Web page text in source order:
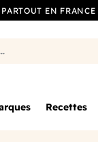
EN FRANCE
Recettes